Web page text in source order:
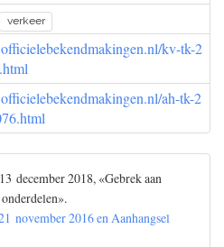
verkeer
kv-tk-2
ah-tk-2
december 2018, «Gebrek aan
november 2016 en Aanhangsel